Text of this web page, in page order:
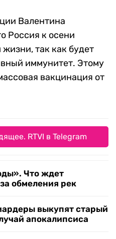
Валентина
Россия к осени
так как будет
иммунитет. Этому
вакцинация от
RTVI в Telegram
Что ждет
обмеления рек
выкупят старый
апокалипсиса